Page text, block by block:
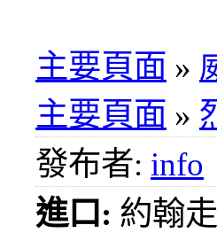
主要頁面 »
主要頁面 »
發布者: info
進口: 約翰